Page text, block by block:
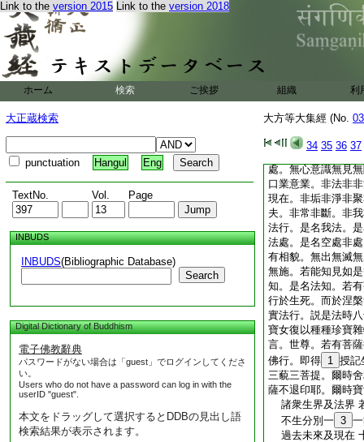
Link to the version 2015 Link to the version 2018
ホーム 検索 ご挨拶 組織 利
大正蔵検索
punctuation Hangul Eng
TextNo. Vol. Page
INBUDS
INBUDS(Bibliographic Database)
Search
Digital Dictionary of Buddhism
電子佛教辭典
パスワードがない場合は「guest」でログインしてくださ
い。
Users who do not have a password can log in with the
userID "guest".
本文をドラッグして選択するとDDBの見出し語
検索結果が表示されます。
大方等大集經 (No.
34 35 36 37
色無色想行。無耳
無香想行。無舌無
觸想行。無意無法
非色行。非色苦行
行行。非色性行。
生行。非色出行。
法行。受想行識亦
入界行。是名法行
行。無住無脱。是
處。無心意識無見
口業意業。非法非
現在。非垢非淨非
夫。非常非斷。非
法行。是名我法。
法處。是名空處非
有相貌。無出無滅
無施。若能知見如
知。是名法知。若
行於生死。而於涅
實法行。説是法時
寶女復以種種珍寶
言。世尊。若有菩
佛行。即得 1 授記
三藐三菩提。爾時
薩不退印耶。爾時
諸衆生界及法界
不生分別一 3
過去未來及現在